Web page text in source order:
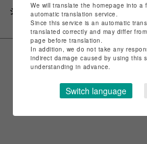
シェアする
We will translate the homepage into a
automatic translation service.
Since this service is an automatic
translated correctly and may differ
page before translation.
In addition, we do not take any
indirect damage caused by using this
understanding in advance.
Switch language